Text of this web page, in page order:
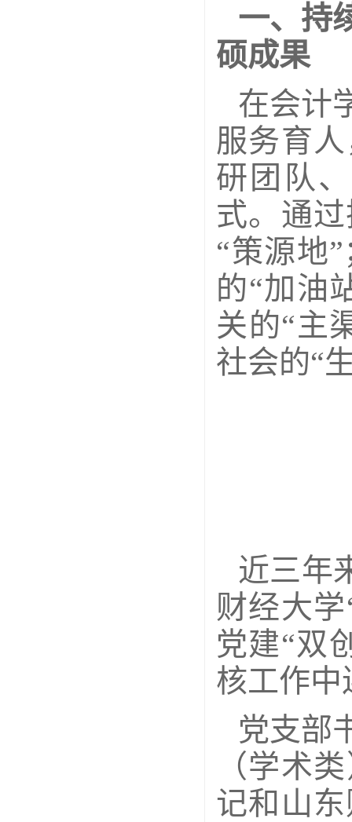
一、持
硕成果
在会计
服务育
研团队
式。通
“策源地
的“加油
关的“主
社会的“
近三年
财经大
党建“双
核工作中
党支部
（学术
记和山